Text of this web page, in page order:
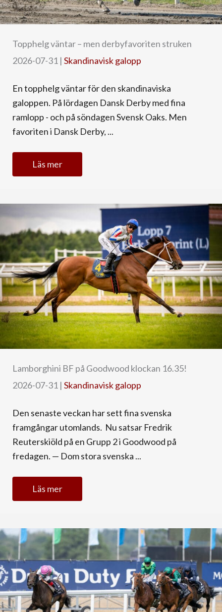
Topphelg väntar – men derbyfavoriten struken
2026-07-31 | Skandinavisk galopp
En topphelg väntar för den skandinaviska
galoppen. På lördagen Dansk Derby med fina
ramlopp - och på söndagen Svensk Oaks. Men
favoriten i Dansk Derby, ...
Läs mer
Lamborghini BF på Goodwood klockan 16.35!
2026-07-31 | Skandinavisk galopp
Den senaste veckan har sett fina svenska
framgångar utomlands. Nu satsar Fredrik
Reuterskiöld på en Grupp 2 i Goodwood på
fredagen. — Dom stora svenska ...
Läs mer